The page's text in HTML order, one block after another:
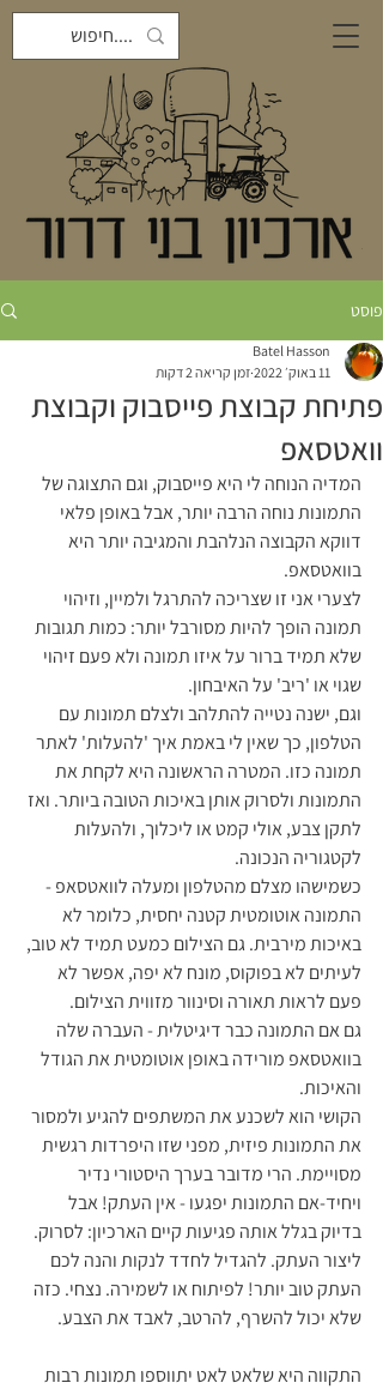
פוסט
פתיחת קבוצת פייסבוק וקבוצת
וואטסאפ
Batel Hasson
11 באוק׳ 2022
זמן קריאה 2 דקות
המדיה הנוחה לי היא פייסבוק, וגם התצוגה של
התמונות נוחה הרבה יותר, אבל באופן פלאי
דווקא הקבוצה הנלהבת והמגיבה יותר היא
בוואטסאפ.
לצערי אני זו שצריכה להתרגל ולמיין, וזיהוי
תמונה הופך להיות מסורבל יותר: כמות תגובות
שלא תמיד ברור על איזו תמונה ולא פעם זיהוי
שגוי או 'ריב' על האיבחון.
וגם, ישנה נטייה להתלהב ולצלם תמונות עם
הטלפון, כך שאין לי באמת איך 'להעלות' לאתר
תמונה כזו. המטרה הראשונה היא לקחת את
התמונות ולסרוק אותן באיכות הטובה ביותר. ואז
לתקן צבע, אולי קמט או ליכלוך, ולהעלות
לקטגוריה הנכונה.
כשמישהו מצלם מהטלפון ומעלה לוואטסאפ -
התמונה אוטומטית קטנה יחסית, כלומר לא
באיכות מירבית. גם הצילום כמעט תמיד לא טוב,
לעיתים לא בפוקוס, מונח לא יפה, אפשר לא
פעם לראות תאורה וסינוור מזווית הצילום.
גם אם התמונה כבר דיגיטלית - העברה שלה
בוואטסאפ מורידה באופן אוטומטית את הגודל
והאיכות.
הקושי הוא לשכנע את המשתפים להגיע ולמסור
את התמונות פיזית, מפני שזו היפרדות רגשית
מסויימת. הרי מדובר בערך היסטורי נדיר
ויחיד-אם התמונות יפגעו - אין העתק! אבל
בדיוק בגלל אותה פגיעות קיים הארכיון: לסרוק.
ליצור העתק. להגדיל לחדד לנקות והנה לכם
העתק טוב יותר! לפיתוח או לשמירה. נצחי. כזה
שלא יכול להשרף, להרטב, לאבד את הצבע.
התקווה היא שלאט לאט יתווספו תמונות רבות